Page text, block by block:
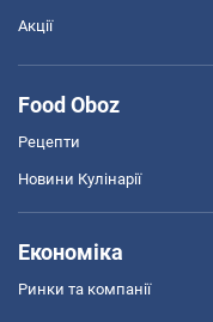
Акції
Food Oboz
Рецепти
Новини Кулінарії
Економіка
Ринки та компанії